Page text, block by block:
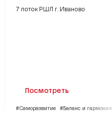
7 поток РШЛ г. Иваново
Посмотреть
#Саморазвитие #Баланс и гармония